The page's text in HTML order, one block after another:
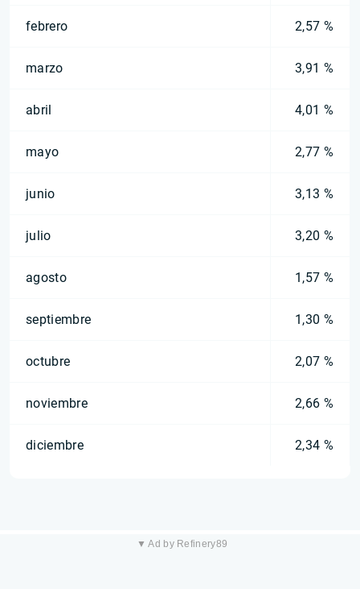
febrero 2,57 %
marzo 3,91 %
abril 4,01 %
mayo 2,77 %
junio 3,13 %
julio 3,20 %
agosto 1,57 %
septiembre 1,30 %
octubre 2,07 %
noviembre 2,66 %
diciembre 2,34 %
▼ Ad by Refinery89